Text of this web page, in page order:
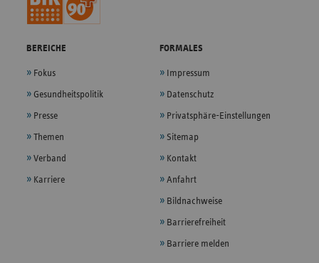
BEREICHE
Fokus
Gesundheitspolitik
Presse
Themen
Verband
Karriere
FORMALES
Impressum
Datenschutz
Privatsphäre-Einstellungen
Sitemap
Kontakt
Anfahrt
Bildnachweise
Barrierefreiheit
Barriere melden